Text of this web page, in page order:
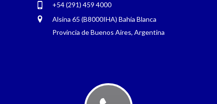
+54 (291) 459 4000
Alsina 65 (B8000IHA) Bahía Blanca
Provincia de Buenos Aires, Argentina